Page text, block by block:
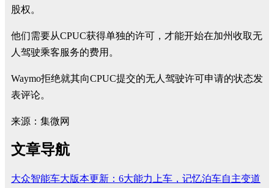
股权。
他们需要从CPUC获得单独的许可，才能开始在加州收取无
人驾驶乘客服务的费用。
Waymo拒绝就其向CPUC提交的无人驾驶许可申请的状态发
表评论。
来源：集微网
文章导航
大众智能车大版本更新：6大能力上车，记忆泊车自主变道